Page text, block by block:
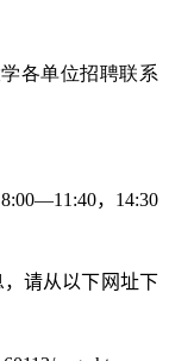
各单位招聘联系
，14:30
请从以下网址下